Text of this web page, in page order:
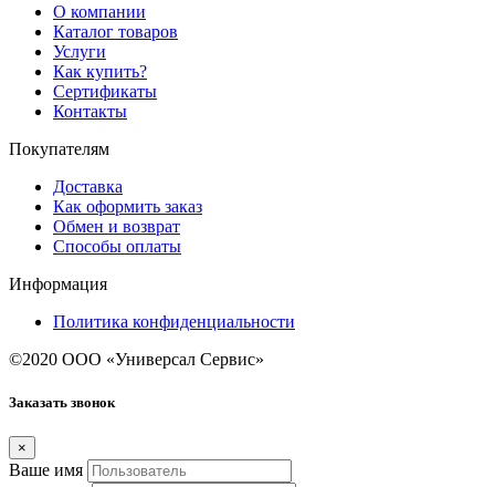
О компании
Каталог товаров
Услуги
Как купить?
Сертификаты
Контакты
Покупателям
Доставка
Как оформить заказ
Обмен и возврат
Способы оплаты
Информация
Политика конфиденциальности
©2020 ООО «Универсал Сервис»
Заказать звонок
×
Ваше имя